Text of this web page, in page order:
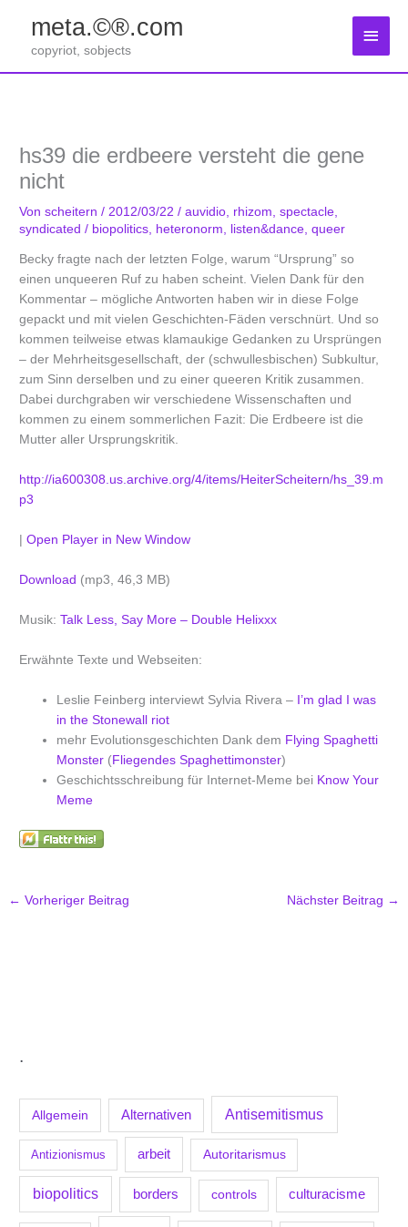
springen
meta.©®.com
copyriot, sobjects
.
Allgemein Alternativen Antisemitismus
Antizionismus arbeit Autoritarismus
biopolitics borders controls culturacisme
hs39 die erdbeere versteht die gene
nicht
Vonscheitern/ 2012/03/22/auvidio rhizom ,spectacle
syndicated / biopolitics heteronorm listen&dance ,queer
Becky fragte nach der letzten Folge, warum “Ursprung” so
einen unqueeren Ruf zu haben scheint. Vielen Dank für den
Kommentar – mögliche Antworten haben wir in diese Folge
gepackt und mit vielen Geschichten-Fäden verschnürt. Und so
kommen teilweise etwas klamaukige Gedanken zu Ursprüngen
– der Mehrheitsgesellschaft, der (schwullesbischen) Subkultur,
zum Sinn derselben und zu einer queeren Kritik zusammen.
Dabei durchgraben wir verschiedene Wissenschaften und
kommen zu einem sommerlichen Fazit: Die Erdbeere ist die
Mutter aller Ursprungskritik.
http://ia600308.us.archive.org/4/items/HeiterScheitern/hs_39.m
p3
|Open Player in New Window
Download (mp3, 46,3 MB)
Musik:Talk Less, Say More – Double Helixxx
Erwähnte Texte und Webseiten:
Leslie Feinberg interviewt Sylvia Rivera – I’m glad I was
in the Stonewall riot
mehr Evolutionsgeschichten Dank dem Flying Spaghetti
Monster (Fliegendes Spaghettimonster)
Geschichtsschreibung für Internet-Meme bei Know Your
Meme
← Vorheriger Beitrag Nächster Beitrag →